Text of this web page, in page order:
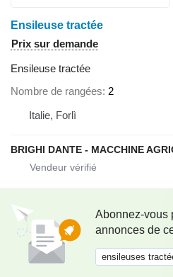
Ensileuse tractée
Prix sur demande
Ensileuse tractée
Nombre de rangées 2
Italie, Forlì
BRIGHI DANTE - MACCHINE
Abonnez-vous
annonces de
ensileuses